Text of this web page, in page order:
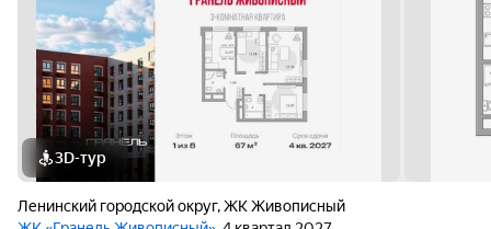
3D-тур
Ленинский городской округ,ЖК Живописный